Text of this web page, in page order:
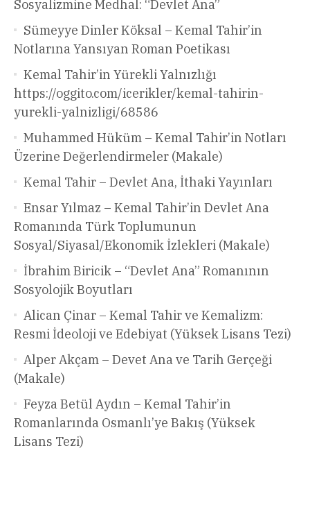
Sosyalizmine Medhal: “Devlet Ana”
Sümeyye Dinler Köksal – Kemal Tahir’in
Notlarına Yansıyan Roman Poetikası
Kemal Tahir’in Yürekli Yalnızlığı
https://oggito.com/icerikler/kemal-tahirin-
yurekli-yalnizligi/68586
Muhammed Hüküm – Kemal Tahir’in Notları
Üzerine Değerlendirmeler (Makale)
Kemal Tahir – Devlet Ana, İthaki Yayınları
Ensar Yılmaz – Kemal Tahir’in Devlet Ana
Romanında Türk Toplumunun
Sosyal/Siyasal/Ekonomik İzlekleri (Makale)
İbrahim Biricik – “Devlet Ana” Romanının
Sosyolojik Boyutları
Alican Çinar – Kemal Tahir ve Kemalizm:
Resmi İdeoloji ve Edebiyat (Yüksek Lisans Tezi)
Alper Akçam – Devet Ana ve Tarih Gerçeği
(Makale)
Feyza Betül Aydın – Kemal Tahir’in
Romanlarında Osmanlı’ye Bakış (Yüksek
Lisans Tezi)